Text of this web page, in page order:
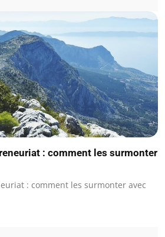
: comment les surmonter
: comment les surmonter avec